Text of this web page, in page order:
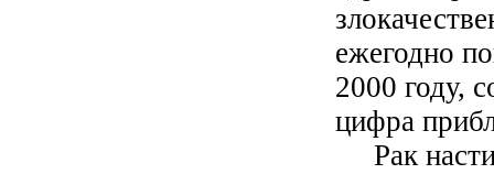
ежегодно
2000 году,
цифра
Рак